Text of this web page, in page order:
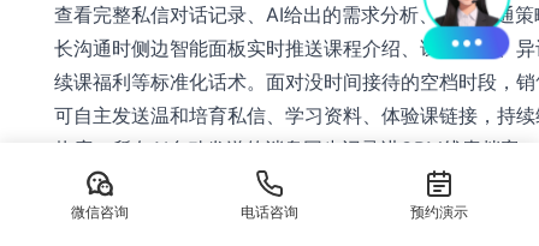
查看完整私信对话记录、AI给出的需求分析、推荐沟通
长沟通时侧边智能面板实时推送课程介绍、试听邀约、
续课福利等标准化话术。面对没时间接待的空档时段，
可自主发送温和培育私信、学习资料、体验课链接，持
热度，所有AI自动发送的消息同步记录进CRM线索档案
晰看见AI培育动作与效果。针对超时未跟进线索，螳螂
动预警，同步告知管理层，倒逼销售规范跟进节奏，保
微信咨询 电话咨询 预约演示